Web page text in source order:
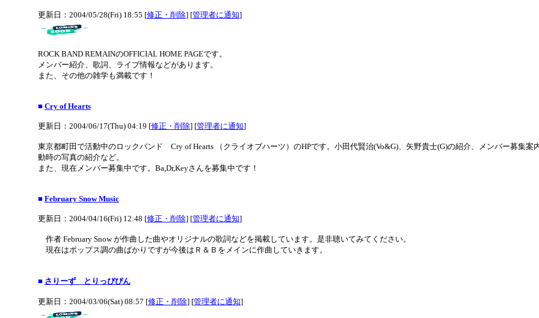
更新日：2004/05/28(Fri) 18:55 [修正・削除] [管理者に通知]
ROCK BAND REMAINのOFFICIAL HOME PAGEです。
メンバー紹介、歌詞、ライブ情報などがあります。
また、その他の雑学も満載です！
■ Cry of Hearts
更新日：2004/06/17(Thu) 04:19 [修正・削除] [管理者に通知]
東京都町田で活動中のロックバンド Cry of Hearts （クライオブハーツ）のHPです。小田代賢治(Vo&G)、矢野貴士(G)の紹介、メンバー募集
動時の写真の紹介など。
また、現在メンバー募集中です。Ba,Dr,Keyさんを募集中です！
■ February Snow Music
更新日：2004/04/16(Fri) 12:48 [修正・削除] [管理者に通知]
作者 February Snow が作曲した曲やオリジナルの歌詞などを掲載しています。是非聴いてみてください。
現在はポップス調の曲ばかりですが今後はＲ＆Ｂをメインに作曲していきます。
■ さりーず とりっぴぴん
更新日：2004/03/06(Sat) 08:57 [修正・削除] [管理者に通知]